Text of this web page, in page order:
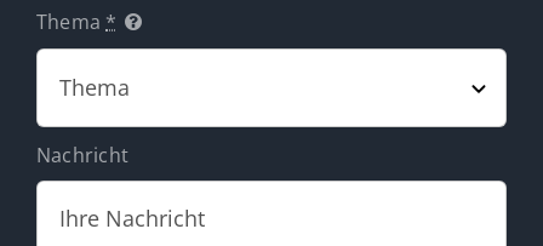
Thema*
Nachricht